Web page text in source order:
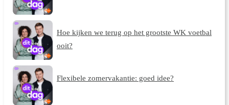
Hoe kijken we terug op het grootste WK voetbal
ooit?
Flexibele zomervakantie: goed idee?